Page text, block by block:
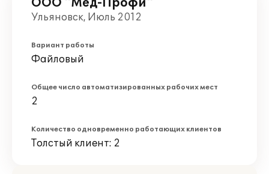
ООО "Мед-Профи"
Ульяновск, Июль 2012
Вариант работы
Файловый
Общее число автоматизированных рабочих мест
2
Количество одновременно работающих клиентов
Толстый клиент: 2